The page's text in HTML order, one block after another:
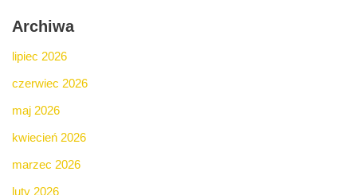
Archiwa
lipiec 2026
czerwiec 2026
maj 2026
kwiecień 2026
marzec 2026
luty 2026